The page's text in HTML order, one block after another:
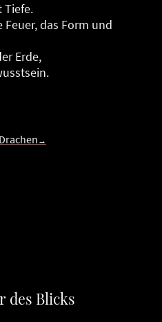
Tiefe.
Feuer, das Form und
Erde,
Drachen →
des Blicks